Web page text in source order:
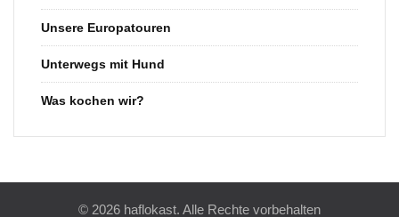
Unsere Europatouren
Unterwegs mit Hund
Was kochen wir?
© 2026 haflokast. Alle Rechte vorbehalten